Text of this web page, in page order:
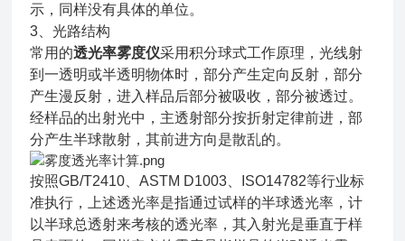
示，同样没有具体的单位。
3、光路结构
常用的透光率雾度仪采用积分球式工作原理，光线射
到一透明或半透明物体时，部分产生定向反射，部分
产生漫反射，进入样品后部分被吸收，部分被透过。
经样品的出射光中，主透射部分按折射定律前进，部
分产生半球散射，其前进方向是散乱的。
按照GB/T2410、ASTM D1003、ISO14782等行业标
准执行，上述透光率是指通过试样的半球透光率，计
以半球总透射来考核的透光率，其入射光是垂直于样